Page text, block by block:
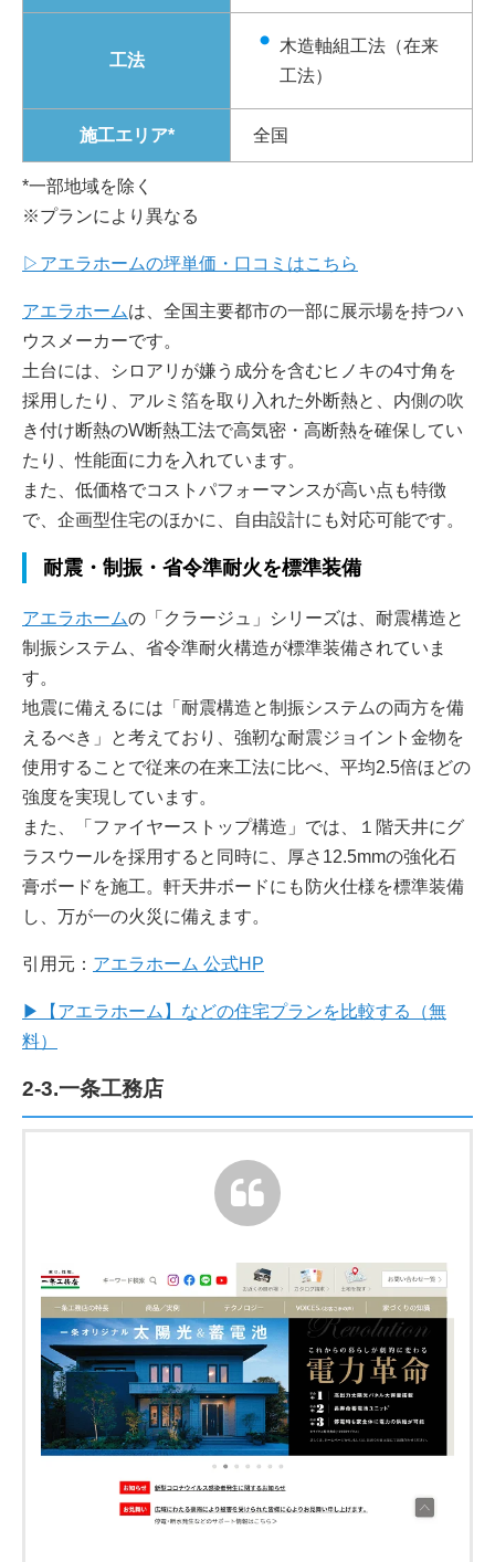
工法
木造軸組工法（在来
工法）
施工エリア* 全国
*一部地域を除く
※プランにより異なる
▷アエラホームの坪単価・口コミはこちら
アエラホームは、全国主要都市の一部に展示場を持つハ
ウスメーカーです。
土台には、シロアリが嫌う成分を含むヒノキの4寸角を
採用したり、アルミ箔を取り入れた外断熱と、内側の吹
き付け断熱のW断熱工法で高気密・高断熱を確保してい
たり、性能面に力を入れています。
また、低価格でコストパフォーマンスが高い点も特徴
で、企画型住宅のほかに、自由設計にも対応可能です。
耐震・制振・省令準耐火を標準装備
アエラホームの「クラージュ」シリーズは、耐震構造と
制振システム、省令準耐火構造が標準装備されていま
す。
地震に備えるには「耐震構造と制振システムの両方を備
えるべき」と考えており、強靭な耐震ジョイント金物を
使用することで従来の在来工法に比べ、平均2.5倍ほどの
強度を実現しています。
また、「ファイヤーストップ構造」では、１階天井にグ
ラスウールを採用すると同時に、厚さ12.5mmの強化石
膏ボードを施工。軒天井ボードにも防火仕様を標準装備
し、万が一の火災に備えます。
引用元： アエラホーム 公式HP
▶【アエラホーム】などの住宅プランを比較する（無
料）
2-3.一条工務店